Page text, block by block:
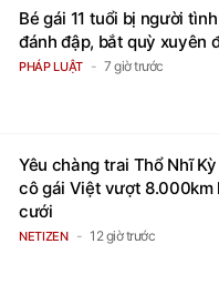
Bé gái 11 tuổi bị người
đánh đập, bắt quỳ xuyên
PHÁP LUẬT 7 giờ trước
Yêu chàng trai Thổ Nhĩ
cô gái Việt vượt 8.000km
cưới
NETIZEN 12 giờ trước